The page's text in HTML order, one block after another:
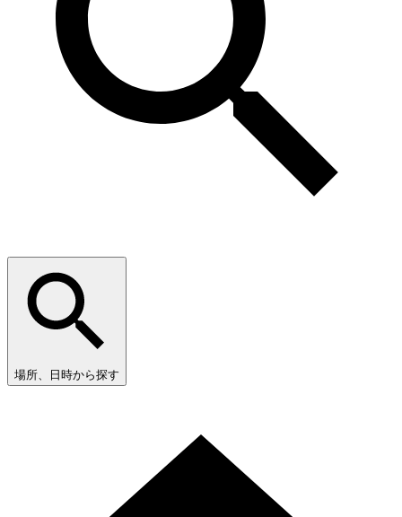
場所、日時から探す